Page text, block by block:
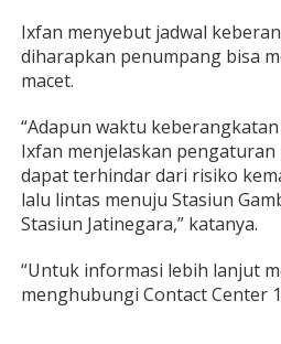
Ixfan menyebut jadwal
diharapkan penumpang bisa
macet.
“Adapun waktu
Ixfan menjelaskan
dapat terhindar dari risiko
lalu lintas menuju Stasiun
Stasiun Jatinegara,” katanya.
“Untuk informasi lebih lanjut
menghubungi Contact Center